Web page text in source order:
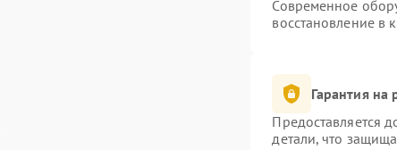
Современное
восстановление в
Гарантия на
Предоставляется
детали, что